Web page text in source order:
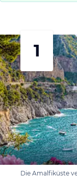
1
Die Amalfiküste